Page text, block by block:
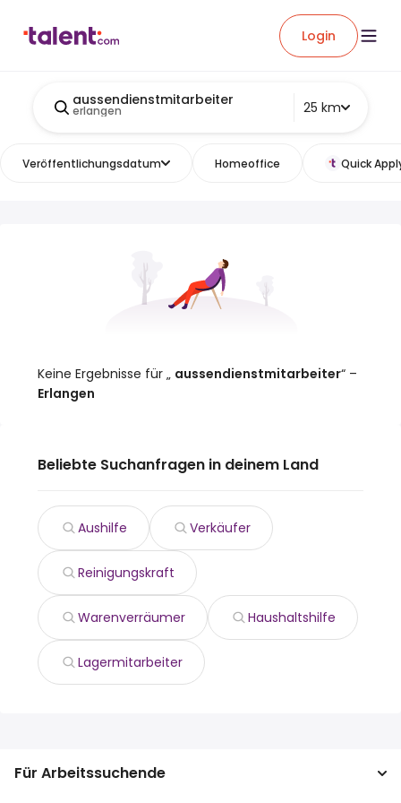
Login
aussendienstmitarbeiter
erlangen 25 km
Veröffentlichungsdatum Homeoffice Quick
Keine Ergebnisse für „ aussendienstmitarbeiter“ –
Erlangen
Beliebte Suchanfragen in deinem Land
Aushilfe Verkäufer
Reinigungskraft
Warenverräumer Haushaltshilfe
Lagermitarbeiter
Für Arbeitssuchende